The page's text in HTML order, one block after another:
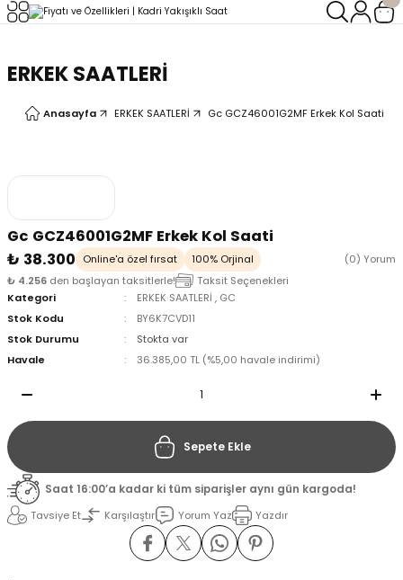
ERKEK SAATLERİ
Anasayfa ERKEK SAATLERİ Gc GCZ46001G2MF Erkek Kol Saati
Gc GCZ46001G2MF Erkek Kol Saati
₺ 38.300
Online'a özel fırsat 100% Orjinal
(0) Yorum
₺ 4.256 den başlayan taksitlerle!
Taksit Seçenekleri
Kategori
ERKEK SAATLERİ , GC
Stok Kodu
BY6K7CVD11
Stok Durumu
Stokta var
Havale
36.385,00 TL (%5,00 havale indirimi)
Sepete Ekle
Saat 16:00’a kadar ki tüm siparişler aynı gün kargoda!
Tavsiye Et
Karşılaştır Yorum Yaz Yazdır
Geri Dön
Geri Dön